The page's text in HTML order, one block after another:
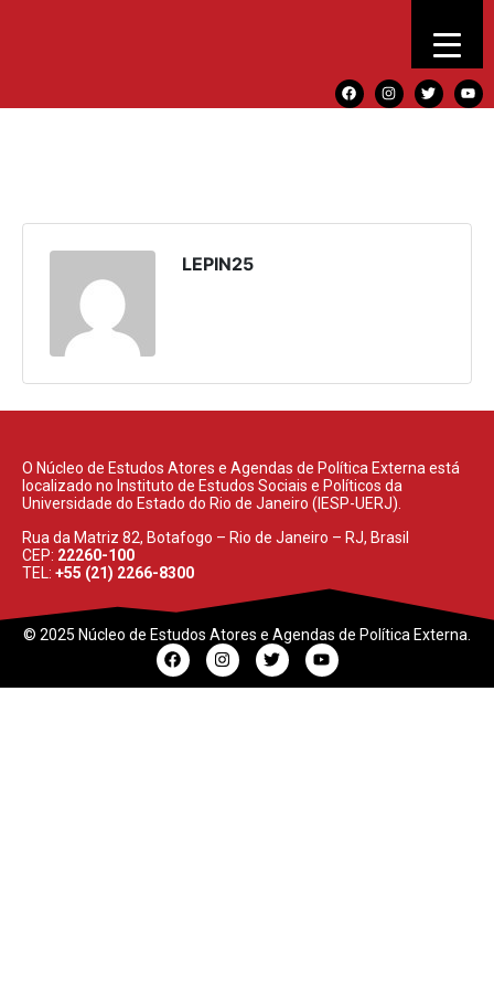
LEPIN25
O Núcleo de Estudos Atores e Agendas de Política Externa está
localizado no Instituto de Estudos Sociais e Políticos da
Universidade do Estado do Rio de Janeiro (IESP-UERJ).
Rua da Matriz 82, Botafogo – Rio de Janeiro – RJ, Brasil
CEP: 22260-100
TEL: +55 (21) 2266-8300
© 2025 Núcleo de Estudos Atores e Agendas de Política Externa.